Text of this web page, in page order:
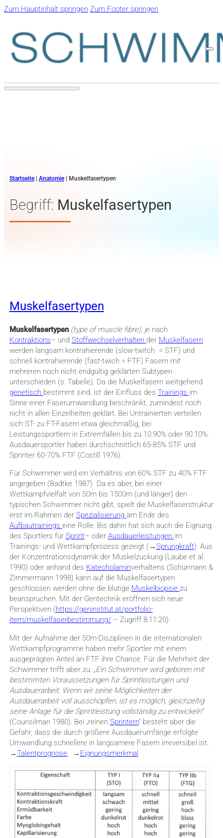
Zum Hauptinhalt springen Zum Footer springen
Startseite| Anatomie| Muskelfasertypen
Begriff: Muskelfasertypen
Muskelfasertypen
Muskelfasertypen (type of muscle fibre), je nach
Kontraktions– und Stoffwechselverhalten der Muskelfasern
werden langsam kontrahierende (slow-twitch = STF) und
schnell kontrahierende (fast-twich = FTF) Fasern mit
mehreren noch nicht endgültig geklärten Subtypen
unterschieden (s. Tabelle). Da die Muskelfasern weitgehend
genetisch bestimmt sind, ist der Einfluss des Trainings im
Sinne einer Faserumwandlung beschränkt, zumindest noch
nicht in allen Einzelheiten geklärt. Bei Untrainierten verteilen
sich ST- zu FT-Fasern etwa gleichmäßig, bei
Leistungssportlern in Extremfällen bis zu 10:90% oder 90:10%.
Ausdauersportler haben durchschnittlich 65-85% STF und
Sprinter 60-70% FTF (Costill 1976).
Für Schwimmer wird ein Verhältnis von 60% STF zu 40% FTF
angegeben (Badtke 1987) Da es aber, bei einer
Wettkampfvielfalt von 50m bis 1500m (und länger) den
typischen Schwimmer nicht gibt, spielt die Muskelfaserstruktur
erst im Rahmen der Spezialisierung am Ende des
Aufbautrainings eine Rolle. Bis dahin hat sich auch die Eignung
des Sportlers für Sprint– oder Ausdauerleistungen im
Trainings- und Wettkampfprozess gezeigt (→Sprungkraft). Aus
der Konzentrationsdynamik der Muskelzuckung (Laube et al.
1990) oder anhand des Katecholaminverhaltens (Schürmann &
Zimmermann 1998) kann auf die Muskelfasertypen
geschlossen werden ohne die blutige Muskelbiopsie zu
beanspruchen. Mit der Gentechnik eröffnen sich neue
Perspektiven (https://geninstitut.at/portfolio-
item/muskelfaserbestimmung/– Zugriff 8.11.20).
Mit der Aufnahme der 50m-Disziplinen in die internationalen
Wettkampfprogramme haben mehr Sportler mit einem
ausgeprägten Anteil an FTF ihre Chance. Für die Mehrheit der
Schwimmer trifft aber zu: „Ein Schwimmer wird geboren mit
bestimmten Voraussetzungen für Sprintleistungen und
Ausdauerarbeit. Wenn wir seine Möglichkeiten der
Ausdauerarbeit voll ausschöpfen, ist es möglich, gleichzeitig
seine Anlage für die Sprintleistung vollständig zu entwickeln“
(Counsilman 1980). Bei „reinen Sprintern“ besteht aber die
Gefahr, dass die durch größere Ausdauerumfänge erfolgte
Umwandlung schnellere in langsamere Fasern irreversibel ist.
→Talentprognose , → Eignungsmerkmal